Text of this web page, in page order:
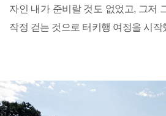
자인 내가 준비랄 것도 없었고, 그저
작정 걷는 것으로 터키행 여정을 시작